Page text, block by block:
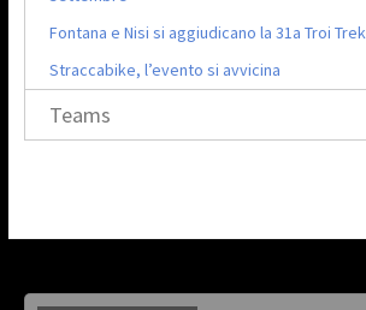
Fontana e Nisi si aggiudicano la 31a Troi Trek
Straccabike, l’evento si avvicina
Teams